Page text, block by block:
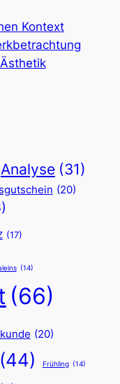
Kontext
Analyse (31)
(20)
(17)
(14)
(66)
(20)
(44) Frühling (14)